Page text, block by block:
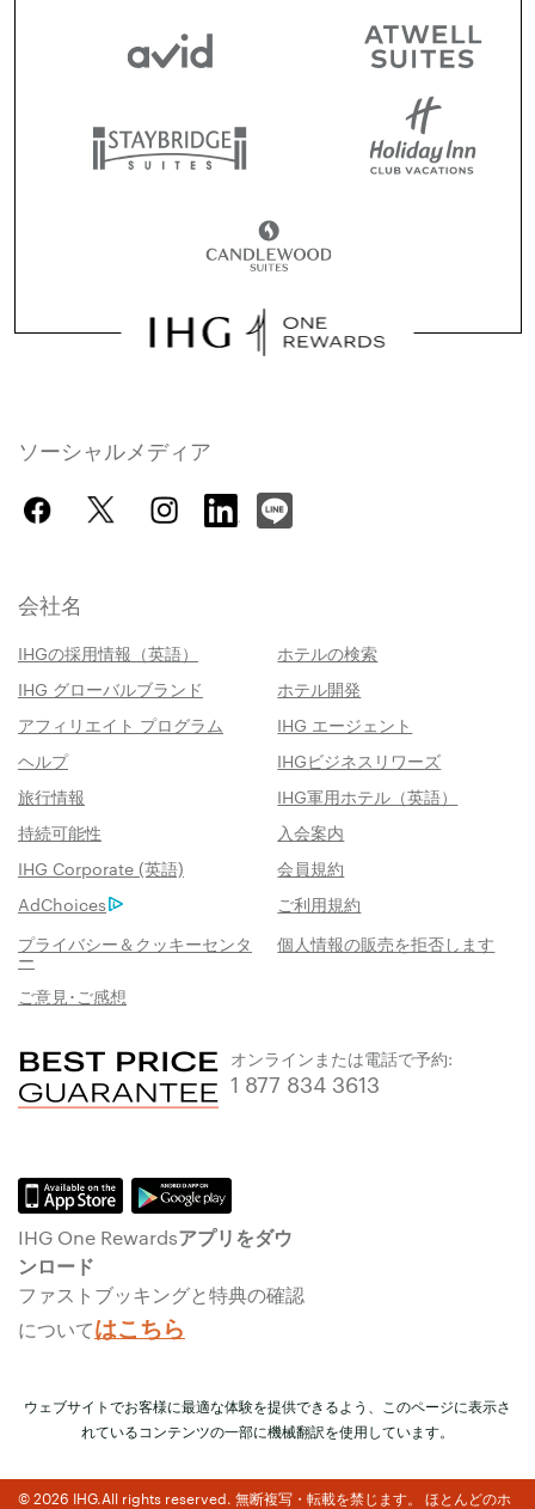
ソーシャルメディア
会社名
IHGの採用情報（英語）
ホテルの検索
IHG グローバルブランド
ホテル開発
アフィリエイト プログラム
IHG エージェント
ヘルプ
IHGビジネスリワーズ
旅行情報
IHG軍用ホテル（英語）
持続可能性
入会案内
IHG Corporate (英語)
会員規約
AdChoices
ご利用規約
プライバシー＆クッキーセンタ
ー
個人情報の販売を拒否します
ご意見･ご感想
オンラインまたは電話で予約:
1 877 834 3613
IHG One Rewardsアプリをダウ
ンロード
ファストブッキングと特典の確認
についてはこちら
ウェブサイトでお客様に最適な体験を提供できるよう、このページに表示さ
れているコンテンツの一部に機械翻訳を使用しています。
© 2026 IHG.All rights reserved. 無断複写・転載を禁じます。 ほとんどのホ